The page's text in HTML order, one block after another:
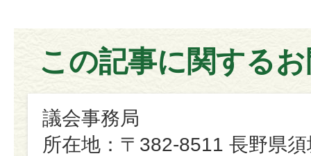
この記事に関する
議会事務局
所在地：〒382-8511 長野県